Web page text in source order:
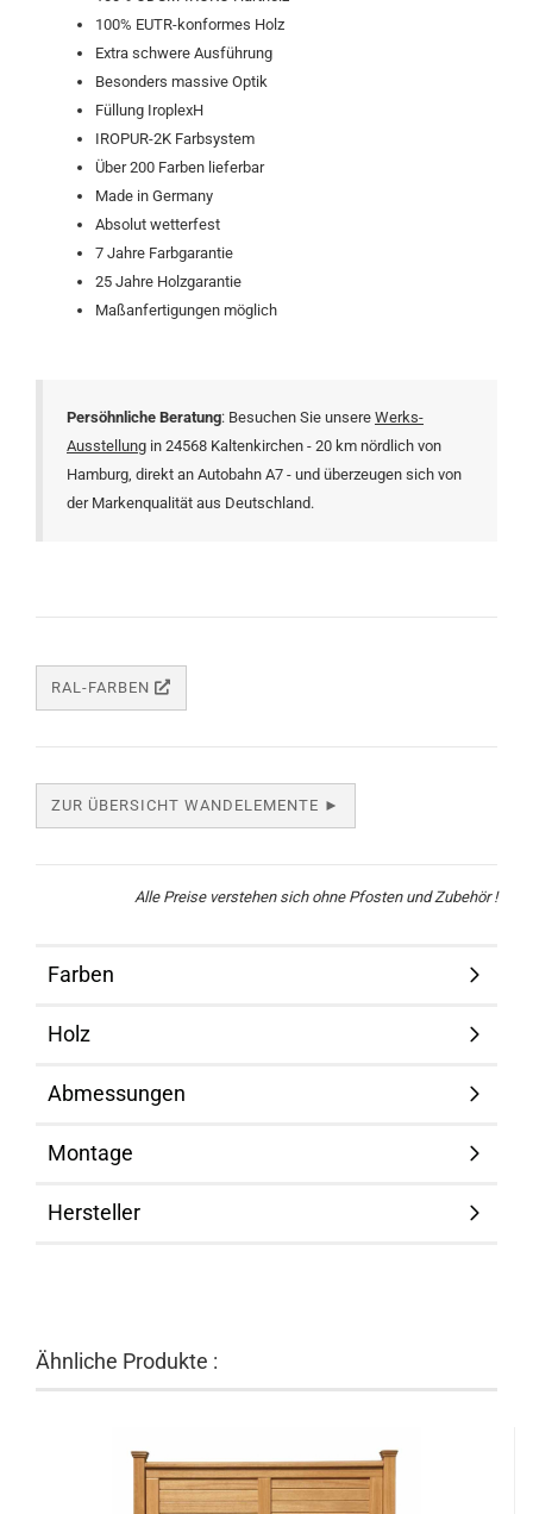
100% EUTR-konformes Holz
Extra schwere Ausführung
Besonders massive Optik
Füllung IroplexH
IROPUR-2K Farbsystem
Über 200 Farben lieferbar
Made in Germany
Absolut wetterfest
7 Jahre Farbgarantie
25 Jahre Holzgarantie
Maßanfertigungen möglich
Persöhnliche Beratung: Besuchen Sie unsere Werks-
Ausstellung in 24568 Kalten­kirchen - 20 km nördlich von
Hamburg, direkt an Autobahn A7 - und überzeugen sich von
der Marken­qualität aus Deutschland.
RAL-FARBEN
ZUR ÜBERSICHT WANDELEMENTE ►
Alle Preise verstehen sich ohne Pfosten und Zubehör !
Farben
Holz
Abmessungen
Montage
Hersteller
Ähnliche Produkte :